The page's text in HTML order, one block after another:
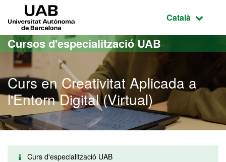
Ves al contingut principal
Ves a la navegació de la pàgina
Idioma
Català
Cursos d'especialització UAB
Curs en Creativitat Aplicada a
l'Entorn Digital (Virtual)
Curs d'especialització UAB